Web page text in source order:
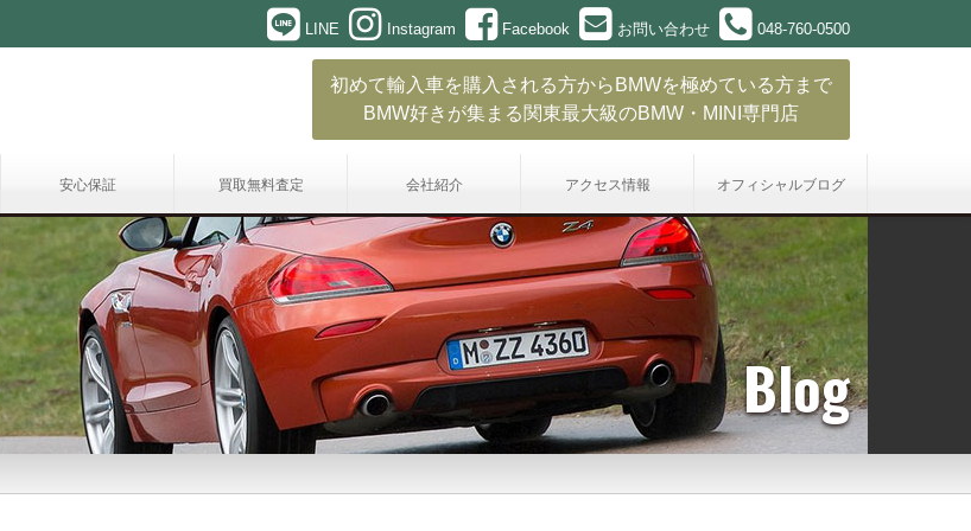
LINE Instagram Facebook お問い合わせ 048-760-0500
初めて輸入車を購入される方からBMWを極めている方まで
BMW好きが集まる関東最大級のBMW・MINI専門店
安心保証 買取無料査定 会社紹介 アクセス情報 オフィシャルブログ
Blog